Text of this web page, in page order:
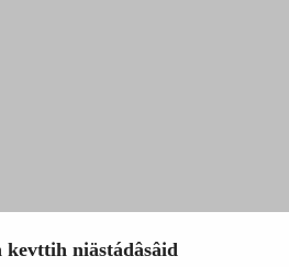
kevttih niästádâsâid